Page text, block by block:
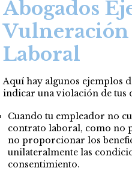
Abogados
Vulneración
Laboral
Aquí hay algunos ejemplos
indicar una violación de tus
Cuando tu empleador no
contrato laboral, como no
no proporcionar los
unilateralmente las
consentimiento.